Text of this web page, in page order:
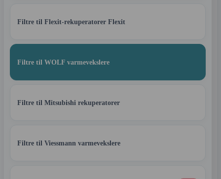
Filtre til Flexit-rekuperatorer Flexit
Filtre til WOLF varmevekslere
Filtre til Mitsubishi rekuperatorer
Filtre til Viessmann varmevekslere